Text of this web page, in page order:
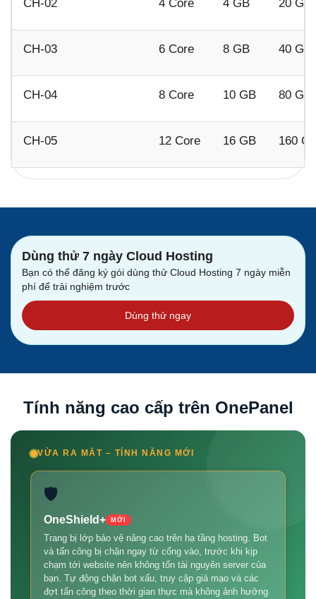
CH-02 4 Core 4 GB 20 GB
CH-03 6 Core 8 GB 40 GB
CH-04 8 Core 10 GB 80 GB
CH-05 12 Core 16 GB 160
Dùng thử 7 ngày Cloud Hosting
Bạn có thể đăng ký gói dùng thử Cloud Hosting 7 ngày miễn
phí để trải nghiệm trước
Dùng thử ngay
Tính năng cao cấp trên OnePanel
VỪA RA MẮT – TÍNH NĂNG MỚI
🛡️
OneShield+ MỚI
Trang bị lớp bảo vệ nâng cao trên hạ tầng hosting. Bot
và tấn công bị chặn ngay từ cổng vào, trước khi kịp
chạm tới website nên không tốn tài nguyên server của
bạn. Tự động chặn bot xấu, truy cập giả mạo và các
đợt tấn công theo thời gian thực mà không ảnh hưởng